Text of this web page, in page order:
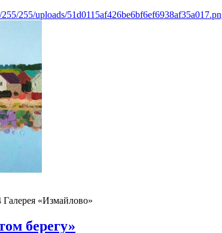
255/uploads/
Галерея «Измайлово»
берегу»